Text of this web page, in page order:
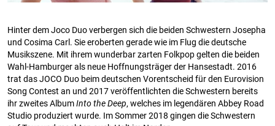
Hinter dem Joco Duo verbergen sich die beiden Schwestern Josepha
und Cosima Carl. Sie eroberten gerade wie im Flug die deutsche
Musikszene. Mit ihrem wunderbar zarten Folkpop gelten die beiden
Wahl-Hamburger als neue Hoffnungsträger der Hansestadt. 2016
trat das JOCO Duo beim deutschen Vorentscheid für den Eurovision
Song Contest an und 2017 veröffentlichten die Schwestern bereits
ihr zweites AlbumInto the Deep, welches im legendären Abbey Road
Studio produziert wurde. Im Sommer 2018 gingen die Schwestern